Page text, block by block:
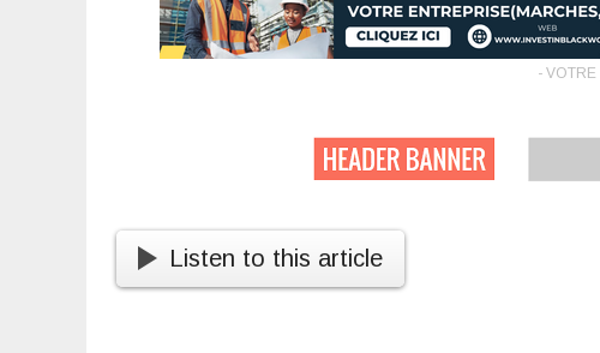
- VOTRE
Listen to this article